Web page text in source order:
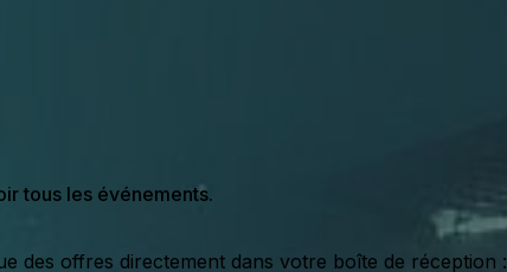
tous les événements.
des offres directement dans votre boîte de réception :